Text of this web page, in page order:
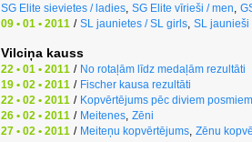
SG Elite sievietes / ladies, SG Elite vīrieši / men,
09 • 01 • 2011 / SL jaunietes / SL girls, SL jaunieši
Vilciņa kauss
22 • 01 • 2011 / No rotaļām līdz medaļām rezultāti
19 • 02 • 2011 / Fischer kausa rezultāti
22 • 02 • 2011 / Kopvērtējums pēc diviem posmiem
26 • 02 • 2011 / Meitenes Zēni
27 • 02 • 2011 / Meiteņu kopvērtējums Zēnu